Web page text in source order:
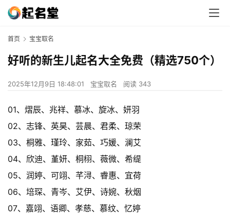
首页 宝宝取名
好听的新生儿起名大全免费（精选750个）
2025年12月9日 18:48:01 宝宝取名 阅读 343
01、熠辰、兆祥、慕冰、旋冰、妍羽
02、志锋、英昊、芸晨、君柔、琼荣
03、桐雅、瑾玲、家茹、巧媛、澜艾
04、欣迪、堇妍、桐栩、薇微、希缇
05、润婷、可翊、芊浔、睿惠、宜荷
06、培琛、青岑、艾伊、诗婉、秋烟
07、嘉翊、语卿、孝慈、慕纹、忆婷